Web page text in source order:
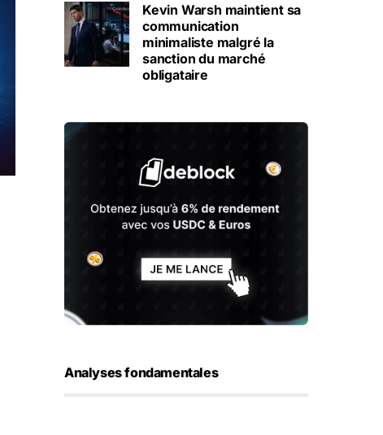
Kevin Warsh maintient sa
communication
minimaliste malgré la
sanction du marché
obligataire
Analyses fondamentales